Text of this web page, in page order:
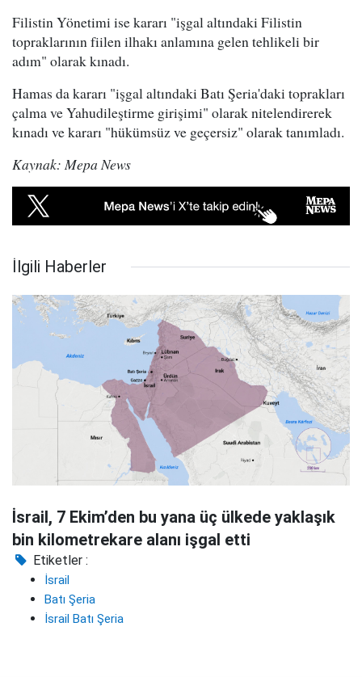
Filistin Yönetimi ise kararı "işgal altındaki Filistin
topraklarının fiilen ilhakı anlamına gelen tehlikeli bir
adım" olarak kınadı.
Hamas da kararı "işgal altındaki Batı Şeria'daki toprakları
çalma ve Yahudileştirme girişimi" olarak nitelendirerek
kınadı ve kararı "hükümsüz ve geçersiz" olarak tanımladı.
Kaynak: Mepa News
İlgili Haberler
İsrail, 7 Ekim’den bu yana üç ülkede yaklaşık
bin kilometrekare alanı işgal etti
Etiketler :
İsrail
Batı Şeria
İsrail Batı Şeria